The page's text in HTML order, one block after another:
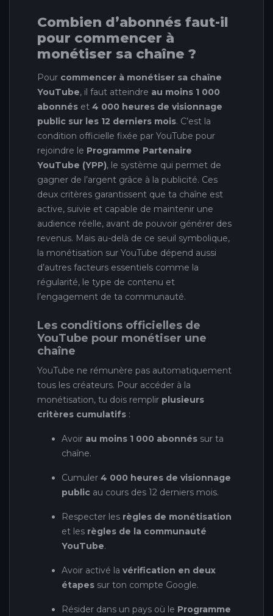
Combien d’abonnés faut-il
pour commencer à
monétiser sa chaîne ?
Pour commencer à monétiser sa chaîne
YouTube, il faut atteindre au moins 1 000
abonnés et 4 000 heures de visionnage
public sur les 12 derniers mois. C’est la
condition officielle fixée par YouTube pour
rejoindre le Programme Partenaire
YouTube (YPP), le système qui permet de
gagner de l’argent grâce à la publicité. Ces
deux critères garantissent que ta chaîne est
active, suivie et capable de maintenir une
audience réelle, avant de pouvoir générer des
revenus. Mais au-delà de ce seuil symbolique,
la monétisation sur YouTube dépend aussi
d’autres facteurs essentiels comme la
régularité, le type de contenu et
l’engagement de ta communauté.
Les conditions officielles de
YouTube pour monétiser une
chaîne
YouTube ne rémunère pas automatiquement
tous les créateurs. Pour accéder à la
monétisation, tu dois remplir plusieurs
critères cumulatifs :
Avoir au moins 1 000 abonnés sur ta
chaîne.
Cumuler 4 000 heures de visionnage
public au cours des 12 derniers mois.
Respecter les règles de monétisation
et les règles de la communauté
YouTube.
Avoir activé la vérification en deux
étapes sur ton compte Google.
Résider dans un pays où le Programme